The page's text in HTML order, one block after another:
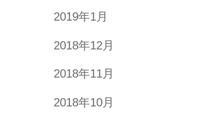
2019年1月
2018年12月
2018年11月
2018年10月